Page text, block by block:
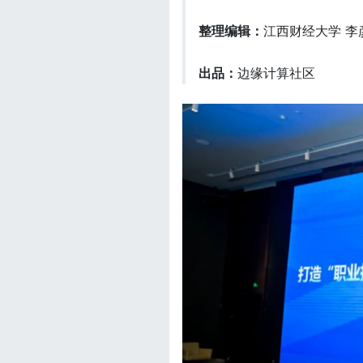
整理编辑： 江西财经大学 李
出品： 边缘计算社区